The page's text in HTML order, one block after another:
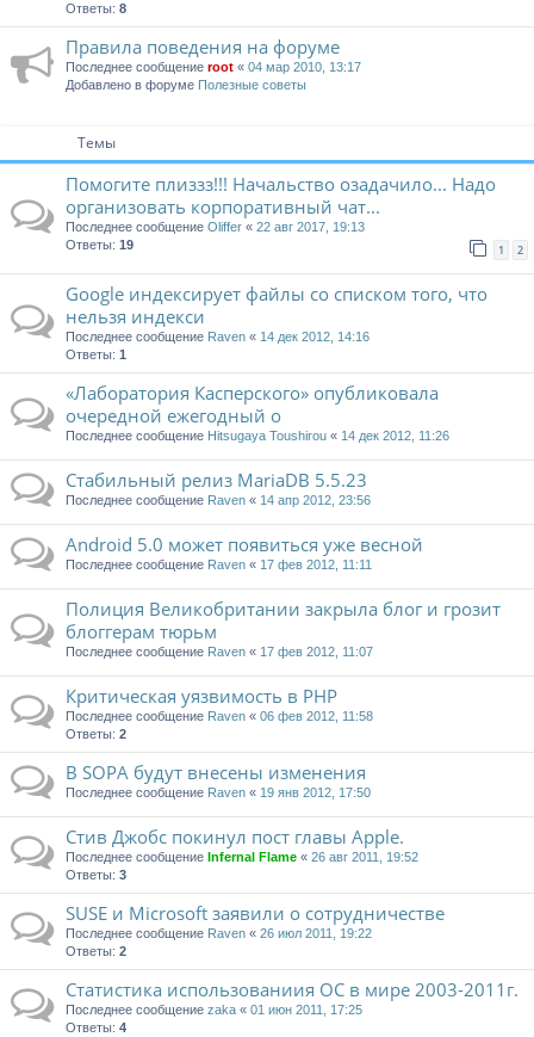
Ответы: 8
Правила поведения на форуме
Последнее сообщение root « 04 мар 2010, 13:17
Добавлено в форуме Полезные советы
Темы
Помогите плиззз!!! Начальство озадачило... Надо
организовать корпоративный чат...
Последнее сообщение Oliffer « 22 авг 2017, 19:13
Ответы: 19 1 2
Google индексирует файлы со списком того, что
нельзя индекси
Последнее сообщение Raven « 14 дек 2012, 14:16
Ответы: 1
«Лаборатория Касперского» опубликовала
очередной ежегодный о
Последнее сообщение Hitsugaya Toushirou « 14 дек 2012, 11:26
Стабильный релиз MariaDB 5.5.23
Последнее сообщение Raven « 14 апр 2012, 23:56
Android 5.0 может появиться уже весной
Последнее сообщение Raven « 17 фев 2012, 11:11
Полиция Великобритании закрыла блог и грозит
блоггерам тюрьм
Последнее сообщение Raven « 17 фев 2012, 11:07
Критическая уязвимость в PHP
Последнее сообщение Raven « 06 фев 2012, 11:58
Ответы: 2
В SOPA будут внесены изменения
Последнее сообщение Raven « 19 янв 2012, 17:50
Стив Джобс покинул пост главы Apple.
Последнее сообщение Infernal Flame « 26 авг 2011, 19:52
Ответы: 3
SUSE и Microsoft заявили о сотрудничестве
Последнее сообщение Raven « 26 июл 2011, 19:22
Ответы: 2
Статистика использованиия ОС в мире 2003-2011г.
Последнее сообщение zaka « 01 июн 2011, 17:25
Ответы: 4